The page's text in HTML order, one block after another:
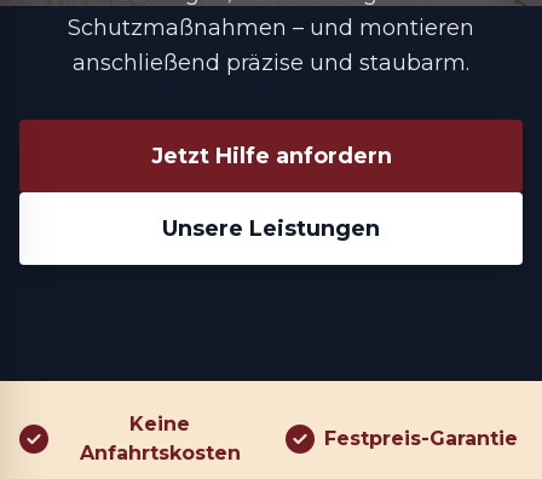
Schutzmaßnahmen – und montieren
anschließend präzise und staubarm.
Jetzt Hilfe anfordern
Unsere Leistungen
Keine
Anfahrtskosten
Festpreis-Garantie